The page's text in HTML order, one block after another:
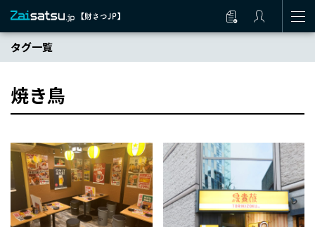
タグ一覧
焼き鳥